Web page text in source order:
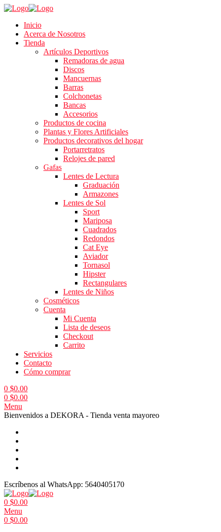
Inicio
Acerca de Nosotros
Tienda
Artículos Deportivos
Remadoras de agua
Discos
Mancuernas
Barras
Colchonetas
Bancas
Accesorios
Productos de cocina
Plantas y Flores Artificiales
Productos decorativos del hogar
Portarretratos
Relojes de pared
Gafas
Lentes de Lectura
Graduación
Armazones
Lentes de Sol
Sport
Mariposa
Cuadrados
Redondos
Cat Eye
Aviador
Tornasol
Hipster
Rectangulares
Lentes de Niños
Cosméticos
Cuenta
Mi Cuenta
Lista de deseos
Checkout
Carrito
Servicios
Contacto
Cómo comprar
0 $0.00
0 $0.00
Menu
Bienvenidos a DEKORA - Tienda venta mayoreo
Escríbenos al WhatsApp: 5640405170
0 $0.00
Menu
0 $0.00